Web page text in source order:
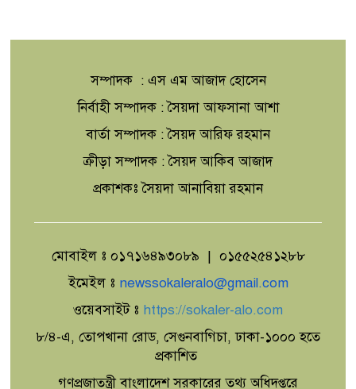
সম্পাদক : এস এম আজাদ হোসেন
নির্বাহী সম্পাদক : সৈয়দা আফসানা আশা
বার্তা সম্পাদক : সৈয়দ আরিফ রহমান
ক্রীড়া সম্পাদক : সৈয়দ আকিব আজাদ
প্রকাশকঃ সৈয়দা আনাবিয়া রহমান
মোবাইল ঃ ০১৭১৬৪৯৩০৮৯ | ০১৫৫২৫৪১২৮৮
ইমেইল ঃ newssokaleralo@gmail.com
ওয়েবসাইট ঃ https://sokaler-alo.com
৮/৪-এ, তোপখানা রোড, সেগুনবাগিচা, ঢাকা-১০০০ হতে
প্রকাশিত
গণপ্রজাতন্ত্রী বাংলাদেশ সরকারের তথ্য অধিদপ্তরে